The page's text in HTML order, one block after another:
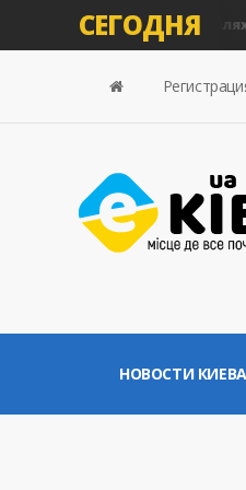
СЕГОДНЯ
на дизель:
НОВОСТИ КИЕВА